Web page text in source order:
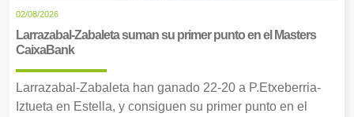
02/08/2026
Larrazabal-Zabaleta suman su primer punto en el Masters
CaixaBank
Larrazabal-Zabaleta han ganado 22-20 a P.Etxeberria-
Iztueta en Estella, y consiguen su primer punto en el